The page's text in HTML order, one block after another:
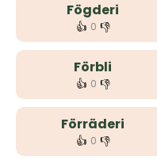
Fögderi
👍 0 👎
Förbli
👍 0 👎
Förräderi
👍 0 👎